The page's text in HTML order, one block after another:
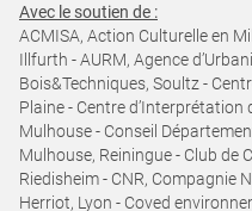
Avec le soutien de :
ACMISA, Action Culturelle en
Illfurth - AURM, Agence
Bois&Techniques, Soultz -
Plaine - Centre d’Interprétation
Mulhouse - Conseil
Mulhouse, Reiningue - Club de
Riedisheim - CNR, Compagnie
Herriot, Lyon - Coved